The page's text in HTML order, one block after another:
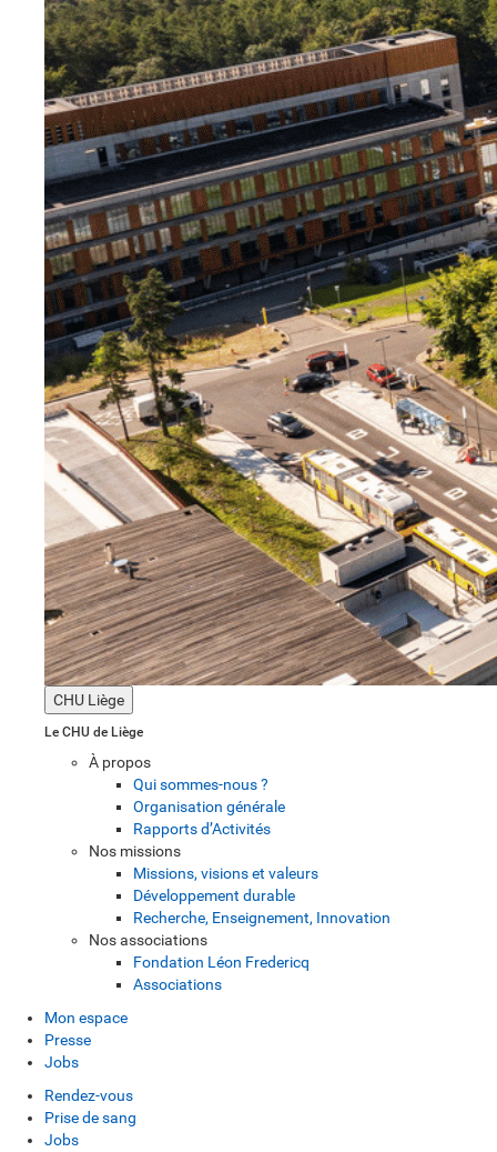
CHU Liège
Le CHU de Liège
À propos
Qui sommes-nous ?
Organisation générale
Rapports d’Activités
Nos missions
Missions, visions et valeurs
Développement durable
Recherche, Enseignement, Innovation
Nos associations
Fondation Léon Fredericq
Associations
Mon espace
Presse
Jobs
Rendez-vous
Prise de sang
Jobs